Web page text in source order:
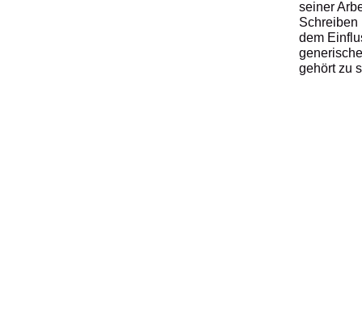
seiner
Schreiben
dem
gehört zu